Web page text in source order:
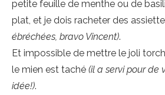
petite feuille de menthe ou de
plat, et je dois racheter des
ébréchées, bravo Vincent).
Et impossible de mettre le joli
le mien est taché (il a servi pour de
idée!).